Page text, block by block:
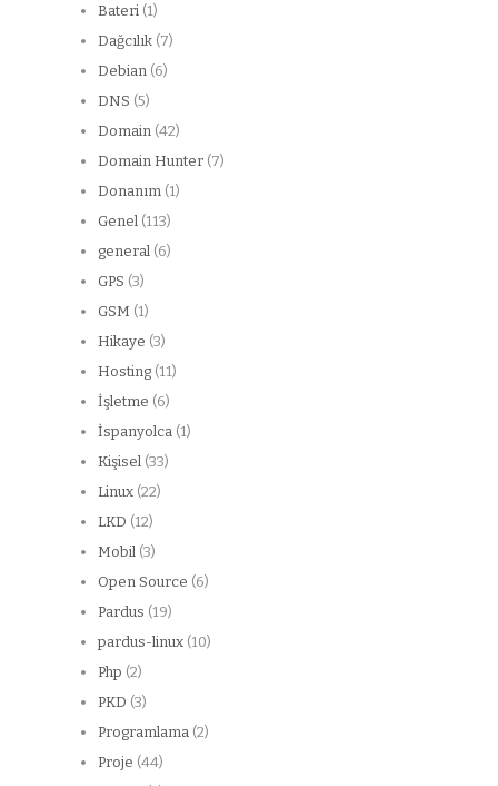
Bateri (1)
Dağcılık (7)
Debian (6)
DNS (5)
Domain (42)
Domain Hunter (7)
Donanım (1)
Genel (113)
general (6)
GPS (3)
GSM (1)
Hikaye (3)
Hosting (11)
İşletme (6)
İspanyolca (1)
Kişisel (33)
Linux (22)
LKD (12)
Mobil (3)
Open Source (6)
Pardus (19)
pardus-linux (10)
Php (2)
PKD (3)
Programlama (2)
Proje (44)